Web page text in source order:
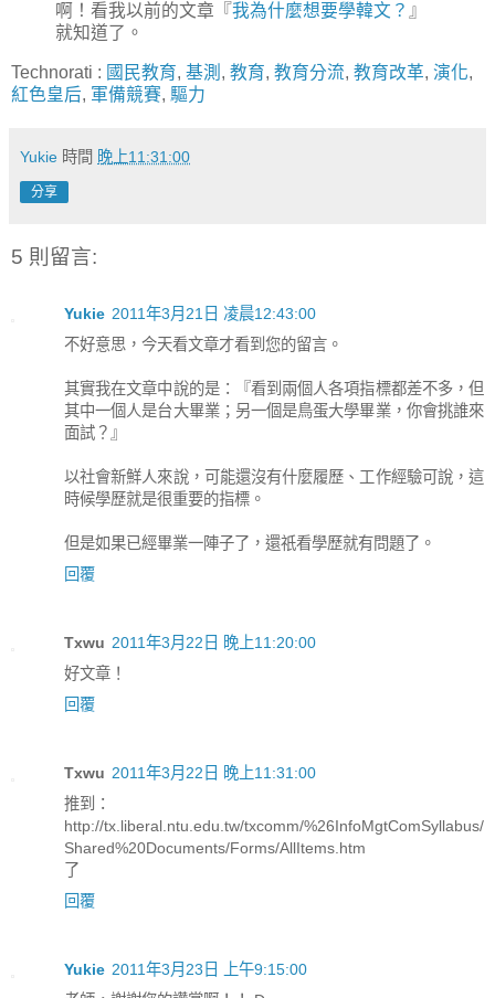
啊！看我以前的文章『我為什麼想要學韓文？ 』
就知道了。
Technorati : 國民教育, 基測 , 教育, 教育分流, 教育改革, 演化,
紅色皇后, 軍備競賽, 驅力
Yukie 時間 晚上11:31:00
分享
5 則留言:
Yukie 2011年3月21日 凌晨12:43:00
不好意思，今天看文章才看到您的留言。
其實我在文章中說的是：『看到兩個人各項指標都差不多，但
其中一個人是台大畢業；另一個是鳥蛋大學畢業，你會挑誰來
面試？』
以社會新鮮人來說，可能還沒有什麼履歷、工作經驗可說，這
時候學歷就是很重要的指標。
但是如果已經畢業一陣子了，還祇看學歷就有問題了。
回覆
Txwu 2011年3月22日 晚上11:20:00
好文章！
回覆
Txwu 2011年3月22日 晚上11:31:00
推到：
http://tx.liberal.ntu.edu.tw/txcomm/%26InfoMgtComSyllabus/
Shared%20Documents/Forms/AllItems.htm
了
回覆
Yukie 2011年3月23日 上午9:15:00